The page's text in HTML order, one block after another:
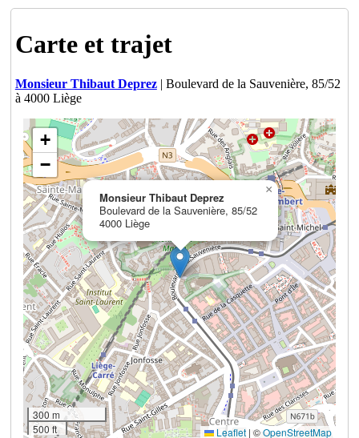
Carte et trajet
Monsieur Thibaut Deprez| Boulevard de la Sauvenière, 85/52
à 4000 Liège
Monsieur Thibaut Deprez
Boulevard de la Sauvenière, 85/52
4000 Liège
×
+
−
300 m
500 ft
Leaflet | ©OpenStreetMap